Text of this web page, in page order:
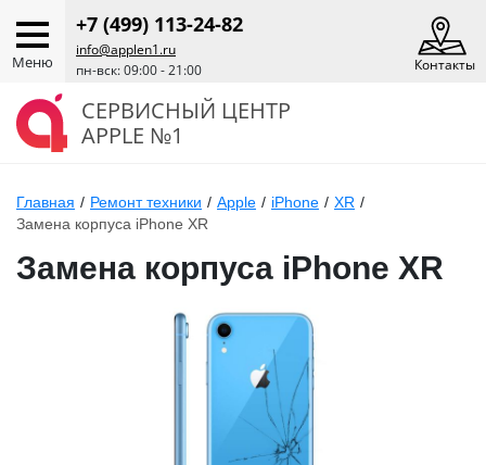
Меню
+7 (499) 113-24-82
info@applen1.ru
пн-вск: 09:00 - 21:00
Контакты
СЕРВИСНЫЙ ЦЕНТР
APPLE №1
Главная / Ремонт техники / Apple / iPhone / XR /
Замена корпуса iPhone XR
Замена корпуса iPhone XR